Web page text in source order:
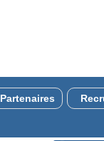
Partenaires